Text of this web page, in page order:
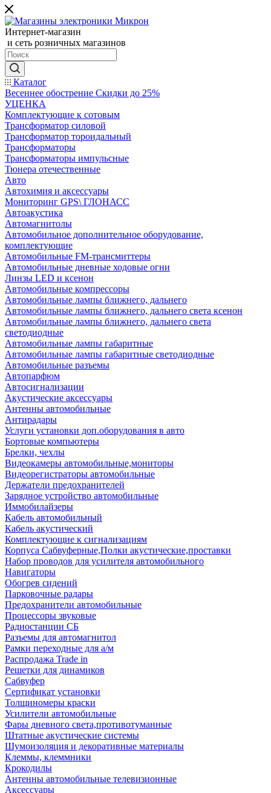
Интернет-магазин
и сеть розничных магазинов
Каталог
Весеннее обострение Скидки до 25%
УЦЕНКА
Комплектующие к сотовым
Трансформатор силовой
Трансформатор тороидальный
Трансформаторы
Трансформаторы импульсные
Тюнера отечественные
Авто
Автохимия и аксессуары
Мониторинг GPS\ ГЛОНАСС
Автоакустика
Автомагнитолы
Автомобильное дополнительное оборудование,
комплектующие
Автомобильные FM-трансмиттеры
Автомобильные дневные ходовые огни
Линзы LED и ксенон
Автомобильные компрессоры
Автомобильные лампы ближнего, дальнего
Автомобильные лампы ближнего, дальнего света ксенон
Автомобильные лампы ближнего, дальнего света
светодиодные
Автомобильные лампы габаритные
Автомобильные лампы габаритные светодиодные
Автомобильные разъемы
Автопарфюм
Автосигнализации
Акустические аксессуары
Антенны автомобильные
Антирадары
Услуги установки доп.оборудования в авто
Бортовые компьютеры
Брелки, чехлы
Видеокамеры автомобильные,мониторы
Видеорегистраторы автомобильные
Держатели предохранителей
Зарядное устройство автомобильные
Иммобилайзеры
Кабель автомобильный
Кабель акустический
Комплектующие к сигнализациям
Корпуса Сабвуферные,Полки акустические,проставки
Набор проводов для усилителя автомобильного
Навигаторы
Обогрев сидений
Парковочные радары
Предохранители автомобильные
Процессоры звуковые
Радиостанции СБ
Разъемы для автомагнитол
Рамки переходные для а/м
Распродажа Trade in
Решетки для динамиков
Сабвуфер
Сертификат установки
Толщиномеры краски
Усилители автомобильные
Фары дневного света,противотуманные
Штатные акустические системы
Шумоизоляция и декоративные материалы
Клеммы, клеммники
Крокодилы
Антенны автомобильные телевизионные
Аксессуары